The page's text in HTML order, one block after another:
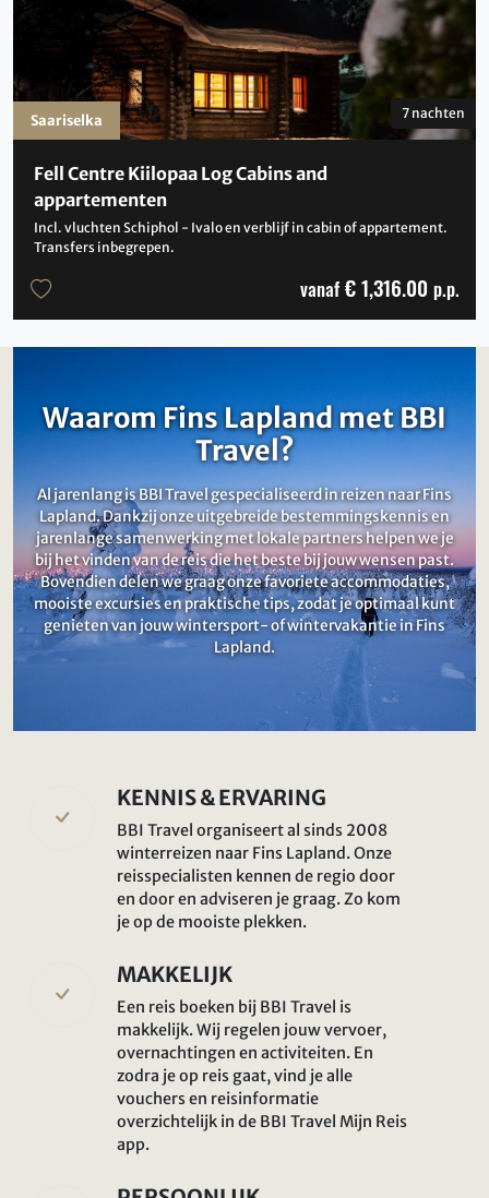
Fell Centre Kiilopaa Log Cabins and
appartementen
Incl. vluchten Schiphol - Ivalo en verblijf in cabin of appartement.
Transfers inbegrepen.
7 nachten
vanaf € 1,316.00 p.p.
Saariselka
Waarom Fins Lapland met BBI
Travel?
Al jarenlang is BBI Travel gespecialiseerd in reizen naar Fins
Lapland. Dankzij onze uitgebreide bestemmingskennis en
jarenlange samenwerking met lokale partners helpen we je
bij het vinden van de reis die het beste bij jouw wensen past.
Bovendien delen we graag onze favoriete accommodaties,
mooiste excursies en praktische tips, zodat je optimaal kunt
genieten van jouw wintersport- of wintervakantie in Fins
Lapland.
KENNIS & ERVARING
BBI Travel organiseert al sinds 2008
winterreizen naar Fins Lapland. Onze
reisspecialisten kennen de regio door
en door en adviseren je graag. Zo kom
je op de mooiste plekken.
MAKKELIJK
Een reis boeken bij BBI Travel is
makkelijk. Wij regelen jouw vervoer,
overnachtingen en activiteiten. En
zodra je op reis gaat, vind je alle
vouchers en reisinformatie
overzichtelijk in de BBI Travel Mijn Reis
app.